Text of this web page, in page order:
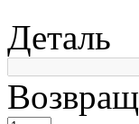
Деталь